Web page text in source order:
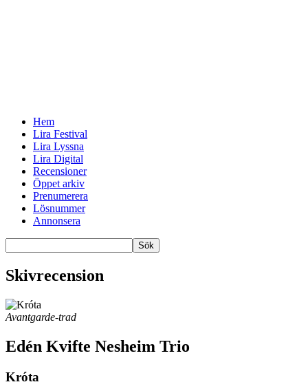
Hem
Lira Festival
Lira Lyssna
Lira Digital
Recensioner
Öppet arkiv
Prenumerera
Lösnummer
Annonsera
Skivrecension
Avantgarde-trad
Edén Kvifte Nesheim Trio
Króta